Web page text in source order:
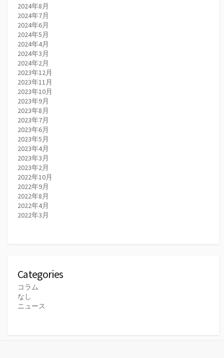
2024年8月
2024年7月
2024年6月
2024年5月
2024年4月
2024年3月
2024年2月
2023年12月
2023年11月
2023年10月
2023年9月
2023年8月
2023年7月
2023年6月
2023年5月
2023年4月
2023年3月
2023年2月
2022年10月
2022年9月
2022年8月
2022年4月
2022年3月
Categories
コラム
なし
ニュース